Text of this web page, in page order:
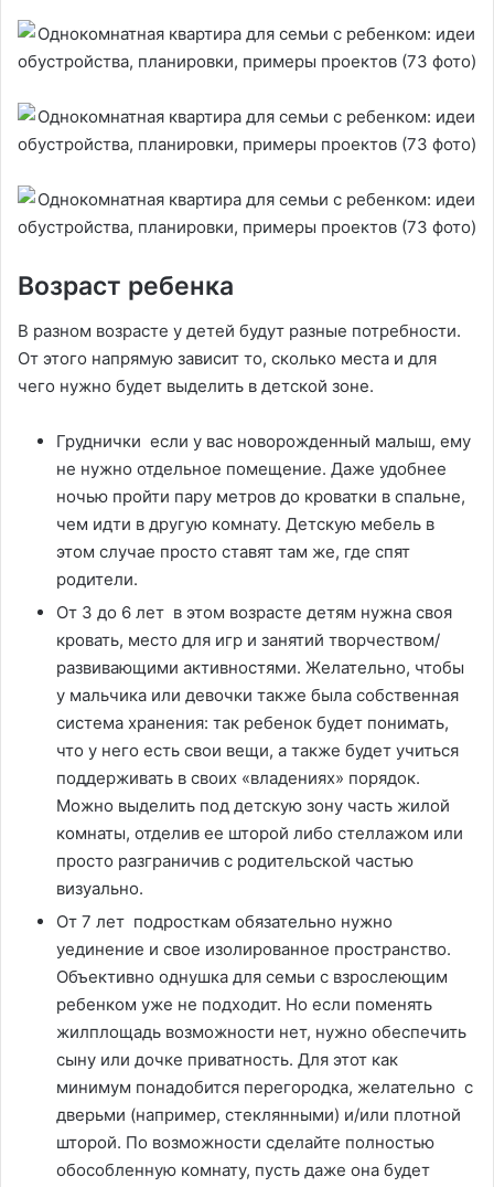
Возраст ребенка
В разном возрасте у детей будут разные потребности.
От этого напрямую зависит то, сколько места и для
чего нужно будет выделить в детской зоне.
Груднички если у вас новорожденный малыш, ему
не нужно отдельное помещение. Даже удобнее
ночью пройти пару метров до кроватки в спальне,
чем идти в другую комнату. Детскую мебель в
этом случае просто ставят там же, где спят
родители.
От 3 до 6 лет в этом возрасте детям нужна своя
кровать, место для игр и занятий творчеством/
развивающими активностями. Желательно, чтобы
у мальчика или девочки также была собственная
система хранения: так ребенок будет понимать,
что у него есть свои вещи, а также будет учиться
поддерживать в своих «владениях» порядок.
Можно выделить под детскую зону часть жилой
комнаты, отделив ее шторой либо стеллажом или
просто разграничив с родительской частью
визуально.
От 7 лет подросткам обязательно нужно
уединение и свое изолированное пространство.
Объективно однушка для семьи с взрослеющим
ребенком уже не подходит. Но если поменять
жилплощадь возможности нет, нужно обеспечить
сыну или дочке приватность. Для этот как
минимум понадобится перегородка, желательно с
дверьми (например, стеклянными) и/или плотной
шторой. По возможности сделайте полностью
обособленную комнату, пусть даже она будет